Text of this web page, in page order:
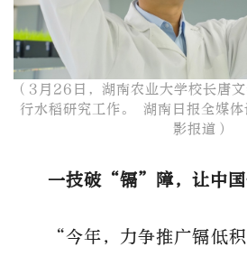
（3月26日，湖南农业大学校长唐
行水稻研究工作。 湖南日报全媒
影报道​）
一技破“镉”障，让中国
“今年，力争推广镉低